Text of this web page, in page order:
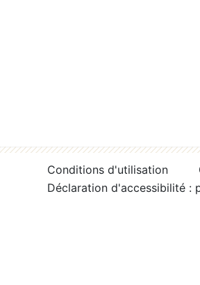
Conditions d'utilisation
Déclaration d'accessibilité :